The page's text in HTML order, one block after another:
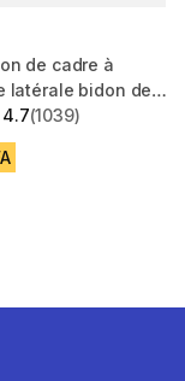
de cadre à
latérale bidon de
4.7
5 stars from 1039
(1039)